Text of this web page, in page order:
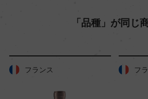
「品種」が同じ
フランス フ